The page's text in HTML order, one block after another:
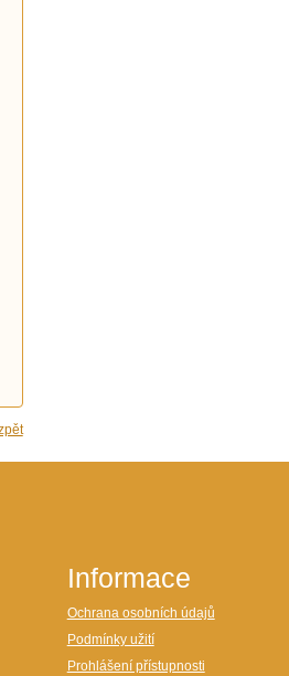
Informace
Ochrana osobních údajů
Podmínky užití
Prohlášení přístupnosti